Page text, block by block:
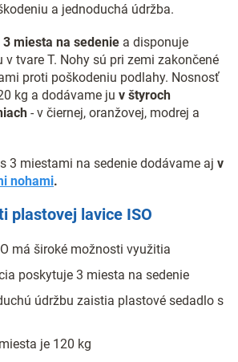
a jednoduchá údržba.
3 miesta na sedenie a disponuje
tvare T. Nohy sú pri zemi zakončené
proti poškodeniu podlahy. Nosnosť
kg a dodávame ju v štyroch
- v čiernej, oranžovej, modrej a
3 miestami na sedenie dodávame aj v
nohami.
plastovej lavice ISO
má široké možnosti využitia
poskytuje 3 miesta na sedenie
údržbu zaistia plastové sedadlo s
je 120 kg